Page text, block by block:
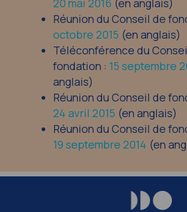
Réunion du Conseil de
octobre 2015 (en anglais)
Téléconférence du
fondation : 15 septembre
anglais)
Réunion du Conseil de
24 avril 2015 (en anglais)
Réunion du Conseil de
19 septembre 2014 (en